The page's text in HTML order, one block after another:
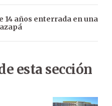
14 años enterrada en una
esta sección